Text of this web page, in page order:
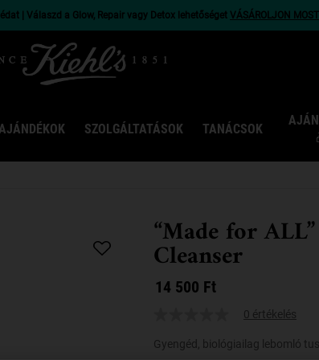
| Válaszd a Glow, Repair vagy Detox lehetőséget VÁSÁROLJON MOST
SZOLGÁLTATÁSOK TANÁCSOK
“Made for
Cleanser
14 500 Ft
0 értékelés
Gyengéd, biológiailag lebomló